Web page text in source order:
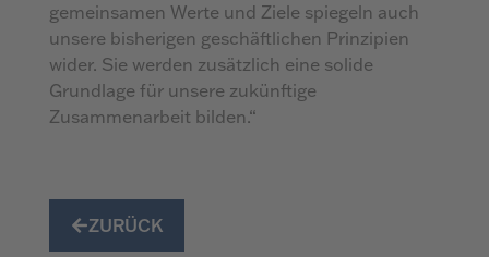
gemeinsamen Werte und Ziele spiegeln auch
unsere bisherigen geschäftlichen Prinzipien
wider. Sie werden zusätzlich eine solide
Grundlage für unsere zukünftige
Zusammenarbeit bilden.“
ZURÜCK